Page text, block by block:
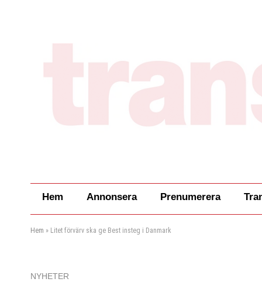
Hem Annonsera Prenumerera
Hem » Litet förvärv ska ge Best insteg i Danmark
NYHETER